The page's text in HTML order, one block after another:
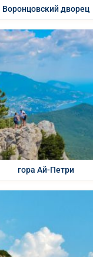
Воронцовский дворец
гора Ай-Петри